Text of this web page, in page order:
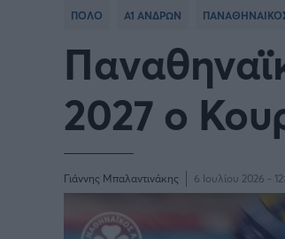
ΠΟΛΟ Α1 ΑΝΔΡΩΝ
2027 ο
Γιάννης Μπαλαντινάκης 6 Ιουλίου 2026 -